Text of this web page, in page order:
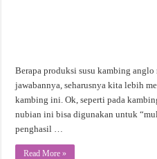
Berapa produksi susu kambing
jawabannya, seharusnya kita lebih
kambing ini. Ok, seperti pada
nubian ini bisa digunakan untuk
penghasil …
Read More »